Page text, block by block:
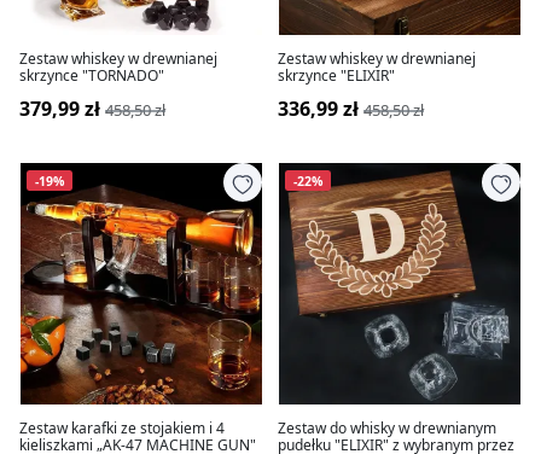
Zestaw whiskey w drewnianej
skrzynce "TORNADO"
379,99 zł 458,50 zł
Zestaw whiskey w drewnianej
skrzynce "ELIXIR"
336,99 zł 458,50 zł
-19%
Zestaw karafki ze stojakiem i 4
kieliszkami „AK-47 MACHINE GUN"
-22%
Zestaw do whisky w drewnianym
pudełku "ELIXIR" z wybranym przez